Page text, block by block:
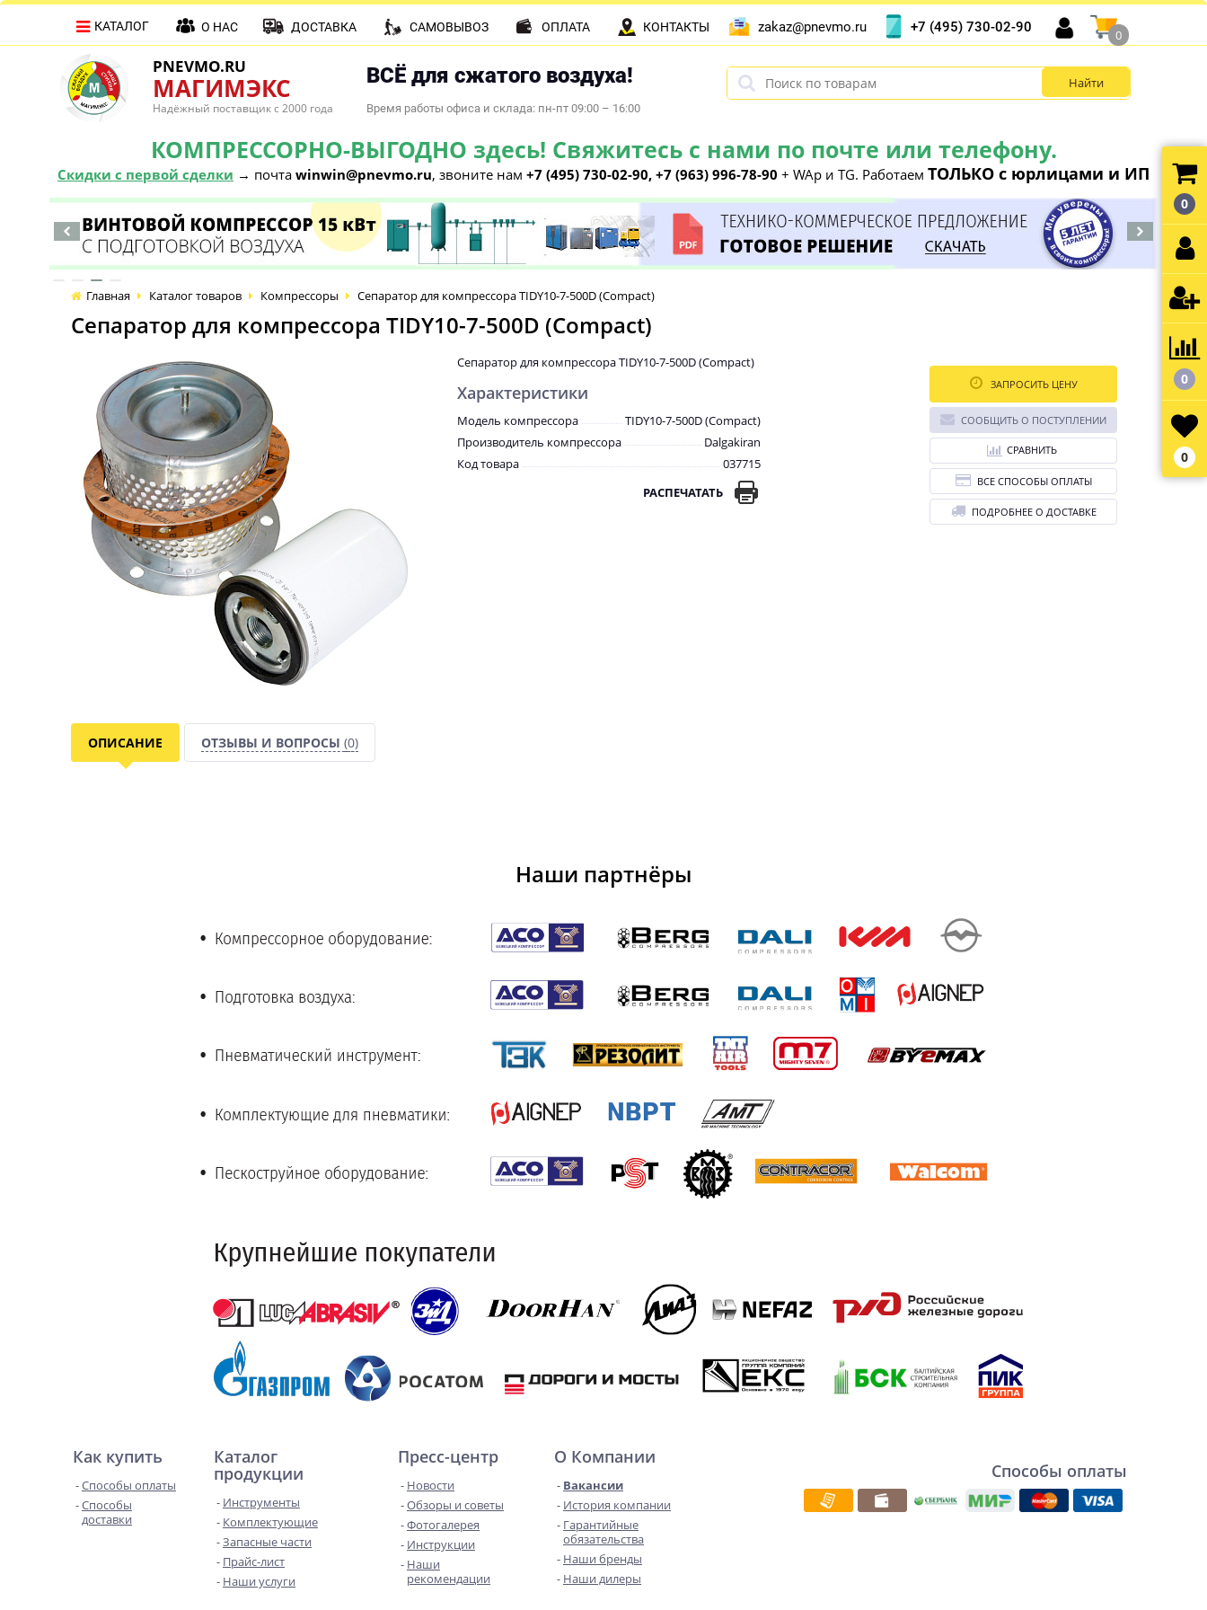
PNEVMO.RU
МАГИМЭКС
Надёжный поставщик с 2000 года
ВСЁ для сжатого воздуха!
Время работы офиса и склада: пн-пт 09:00 – 16:00
КОМПРЕССОРНО-ВЫГОДНО здесь! Свяжитесь с нами по почте или телефону.
Скидки с первой сделки → почта winwin@pnevmo.ru, звоните нам +7 (495) 730-02-90, +7 (963) 996-78-90 + WAp и TG. Работаем ТОЛЬКО с юрлицами и ИП
КАТАЛОГ О НАС ДОСТАВКА САМОВЫВОЗ ОПЛАТА КОНТАКТЫ zakaz@pnevmo.ru +7 (495) 730-02-90
0
Главная Каталог товаров Компрессоры Сепаратор для компрессора TIDY10-7-500D (Compact)
Сепаратор для компрессора TIDY10-7-500D (Compact)
Сепаратор для компрессора TIDY10-7-500D (Compact)
Характеристики
Модель компрессора
TIDY10-7-500D (Compact)
Производитель компрессора
Dalgakiran
Код товара
037715
РАСПЕЧАТАТЬ
ЗАПРОСИТЬ ЦЕНУ
СООБЩИТЬ О ПОСТУПЛЕНИИ
СРАВНИТЬ
ВСЕ СПОСОБЫ ОПЛАТЫ
ПОДРОБНЕЕ О ДОСТАВКЕ
ОПИСАНИЕ ОТЗЫВЫ И ВОПРОСЫ (0)
Наши партнёры
Как купить
Способы оплаты
Способы
доставки
Каталог
продукции
Инструменты
Комплектующие
Запасные части
Прайс-лист
Наши услуги
Пресс-центр
Новости
Обзоры и советы
Фотогалерея
Инструкции
Наши
рекомендации
О Компании
Вакансии
История компании
Гарантийные
обязательства
Наши бренды
Наши дилеры
Способы оплаты
0
0
0